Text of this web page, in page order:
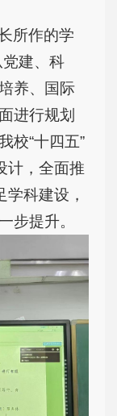
所作的学
建、科
养、国际
进行规划
校“十四五”
计，全面推
学科建设，
步提升。